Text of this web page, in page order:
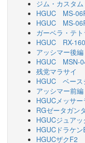
ジム・カスタム
HGUC MS-
HGUC MS-
ガーベラ・テ
HGUC RX-
アッシマー後編
HGUC MSN-
残党マラサイ
HGUC ベー
アッシマー前編
HGUCメッサ
RGゼータガン
HGUCジュアッ
HGUCドラケン
HGUCザクF2